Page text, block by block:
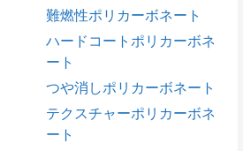
難燃性ポリカーボネート
ハードコートポリカーボネ
ート
つや消しポリカーボネート
テクスチャーポリカーボネ
ート